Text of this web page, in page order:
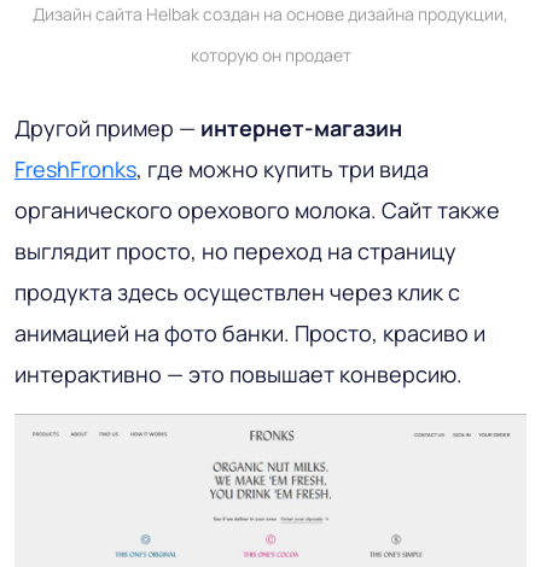
Дизайн сайта Helbak создан на основе дизайна продукции,
которую он продает
Другой пример — интернет-магазин
FreshFronks, где можно купить три вида
органического орехового молока. Сайт также
выглядит просто, но переход на страницу
продукта здесь осуществлен через клик с
анимацией на фото банки. Просто, красиво и
интерактивно — это повышает конверсию.